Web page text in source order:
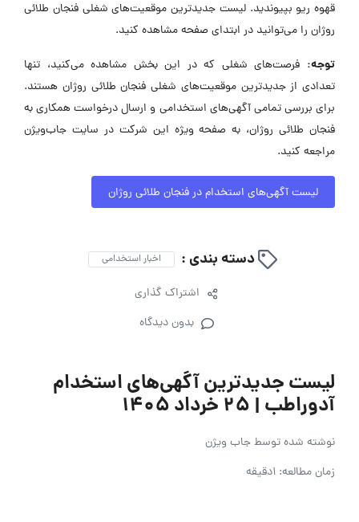
قهوه ریو بپیوندید. لیست جدیدترین موقعیت‌های شغلی فنجان طلائی
روژان را می‌توانید در ابتدای صفحه مشاهده کنید.
توجه: فرصت‌های شغلی که در این بخش مشاهده می‌کنید، تنها
تعدادی از جدیدترین موقعیت‌های شغلی فنجان طلائی روژان هستند.
برای بررسی تمامی آگهی‌های استخدامی و ارسال درخواست همکاری به
فنجان طلائی روژان، به صفحه ویژه این شرکت در سایت جاب‌ویژن
مراجعه کنید.
لیست آگهی‌های استخدام در فنجان طلائی روژان
دسته بندی : اخبار استخدامی
اشتراک گذاری
بدون دیدگاه
لیست جدیدترین آگهی‌های استخدام
آدوراطب | ۲۵ خرداد ۱۴۰۵
نوشته شده توسطجاب ویژن
زمان مطالعه: 1دقیقه